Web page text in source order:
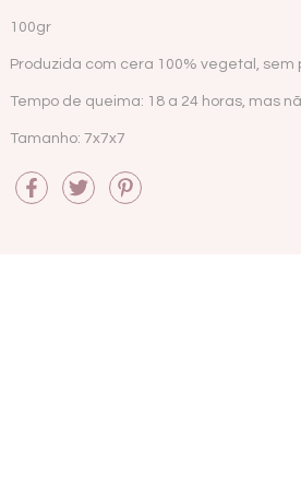
100gr
Produzida com cera 100% vegetal,
Tempo de queima: 18 a 24 horas, mas
Tamanho: 7x7x7